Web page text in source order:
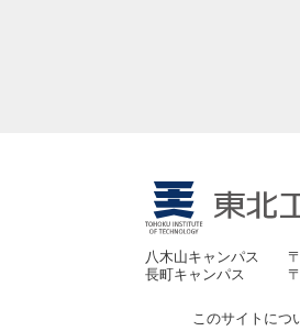
八木山キャンパス
長町キャンパス
このサイトにつ